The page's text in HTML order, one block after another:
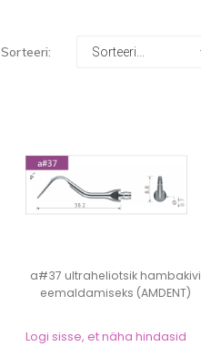
Sorteeri:
a#37 ultraheliotsik hambakivi
eemaldamiseks (AMDENT)
Logi sisse, et näha hindasid